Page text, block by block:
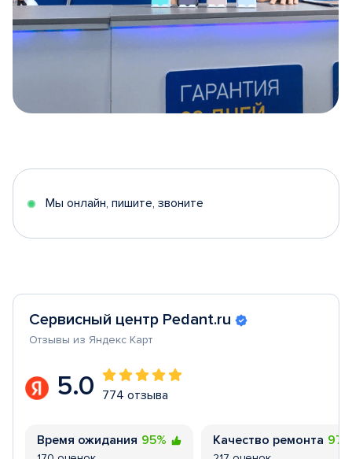
5
Мы онлайн, пишите, звоните
Сервисный центр Pedant.ru
Отзывы из Яндекс Карт
5.0 774 отзыва
Время ожидания 95% Качество ремонта